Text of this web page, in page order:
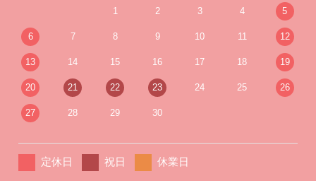
1 2 3 4 5
6 7 8 9 10 11 12
13 14 15 16 17 18 19
20 21 22 23 24 25 26
27 28 29 30
定休日 祝日 休業日